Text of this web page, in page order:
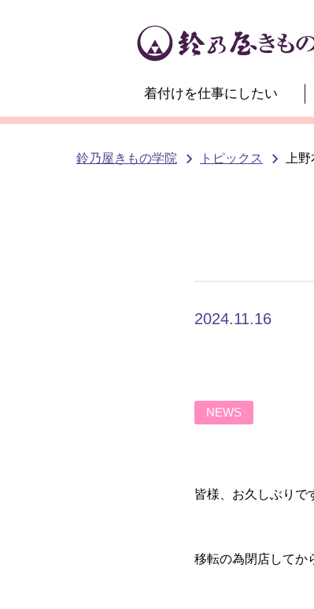
着付けを仕事にしたい
鈴乃屋きもの学院 トピックス 上
2024.11.16
NEWS
皆様、お久しぶりで
移転の為閉店してか